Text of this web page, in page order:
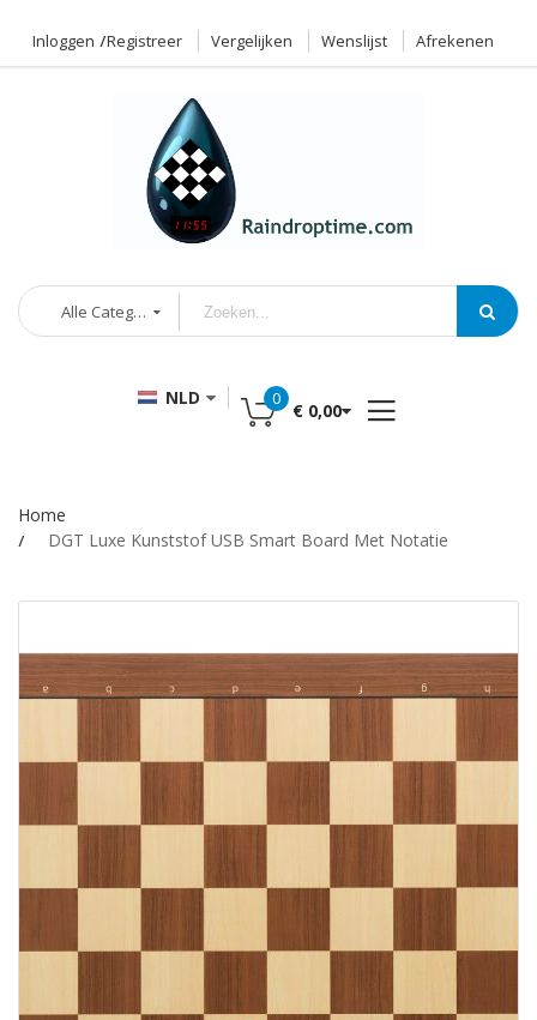
Inloggen Registreer Vergelijken Wenslijst Afrekenen
Alle Categorieën
NLD 0
€ 0,00
Home
DGT Luxe Kunststof USB Smart Board Met Notatie